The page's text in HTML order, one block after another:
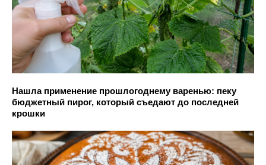
Нашла применение прошлогоднему варенью: пеку
бюджетный пирог, который съедают до последней
крошки